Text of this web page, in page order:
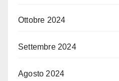
Ottobre 2024
Settembre 2024
Agosto 2024